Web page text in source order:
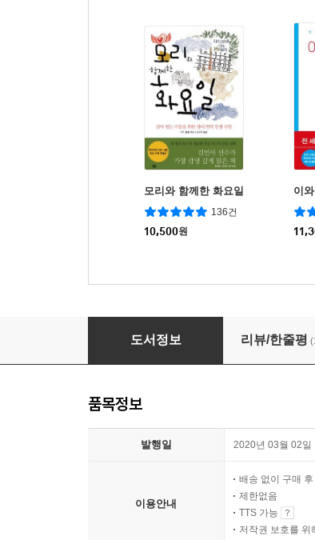
모리와 함께한 화요일
136건
10,500원
이
바이러스 쇼크
도서정보 리뷰/한줄평
품목정보
발행일 2020년 03월 02일
이용안내
배송 없이 구매 후
제한없음
TTS 가능
저작권 보호를 위